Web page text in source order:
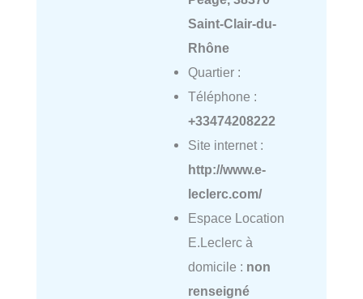
Saint-Clair-du-
Rhône
Quartier :
Téléphone :
+33474208222
Site internet :
http://www.e-
leclerc.com/
Espace Location
E.Leclerc à
domicile : non
renseigné